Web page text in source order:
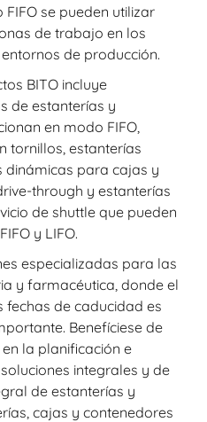
se pueden utilizar
de trabajo en los
de producción.
BITO incluye
de estanterías y
en modo FIFO,
tornillos, estanterías
dinámicas para cajas y
through y estanterías
de shuttle que pueden
y LIFO.
especializadas para las
y farmacéutica, donde el
fechas de caducidad es
Benefíciese de
la planificación e
integrales y de
de estanterías y
cajas y contenedores